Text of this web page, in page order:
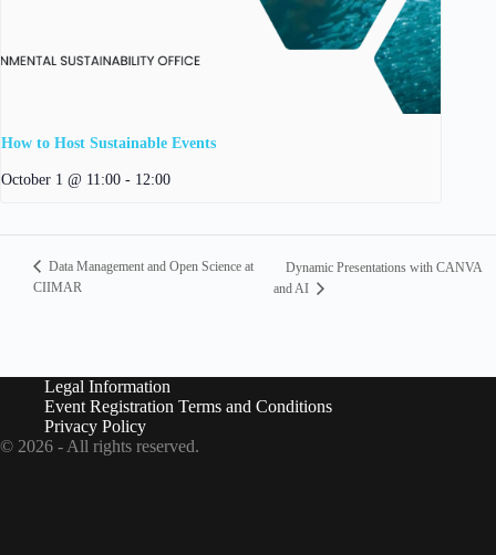
How to Host Sustainable Events
October 1 @ 11:00 - 12:00
Data Management and Open Science at
CIIMAR
Dynamic Presentations with CANVA
and AI
Legal Information
Event Registration Terms and Conditions
Privacy Policy
© 2026 - All rights reserved.